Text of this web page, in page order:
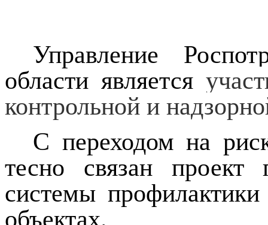
Управление
области является
контрольной и
С переходом на
тесно связан проект
системы
объектах.